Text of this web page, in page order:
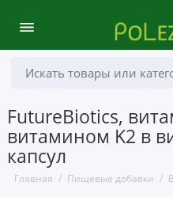
FutureBiotics,
витамином K2 в
капсул
Главная Пищевые добавки